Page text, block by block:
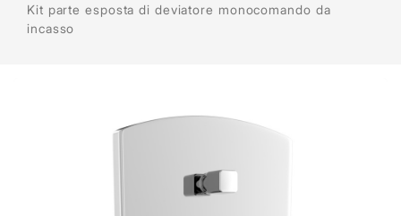
Kit parte esposta di deviatore monocomando da
incasso